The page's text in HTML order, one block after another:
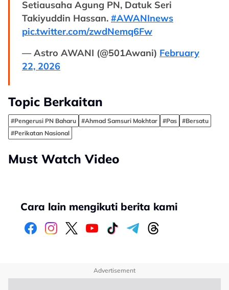
Setiausaha Agung PN, Datuk Seri
Takiyuddin Hassan. #AWANInews
pic.twitter.com/zwdNemq6Fw
— Astro AWANI (@501Awani) February
22, 2026
Topic Berkaitan
#Pengerusi PN Baharu #Ahmad Samsuri Mokhtar #Pas
#Bersatu
#Perikatan Nasional
Must Watch Video
Cara lain mengikuti berita kami
Advertisement